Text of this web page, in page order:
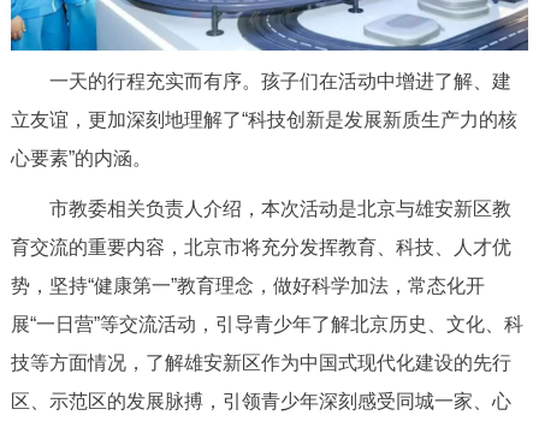
一天的行程充实而有序。孩子们在活动中增进了解、建
立友谊，更加深刻地理解了“科技创新是发展新质生产力的核
心要素”的内涵。
市教委相关负责人介绍，本次活动是北京与雄安新区教
育交流的重要内容，北京市将充分发挥教育、科技、人才优
势，坚持“健康第一”教育理念，做好科学加法，常态化开
展“一日营”等交流活动，引导青少年了解北京历史、文化、科
技等方面情况，了解雄安新区作为中国式现代化建设的先行
区、示范区的发展脉搏，引领青少年深刻感受同城一家、心